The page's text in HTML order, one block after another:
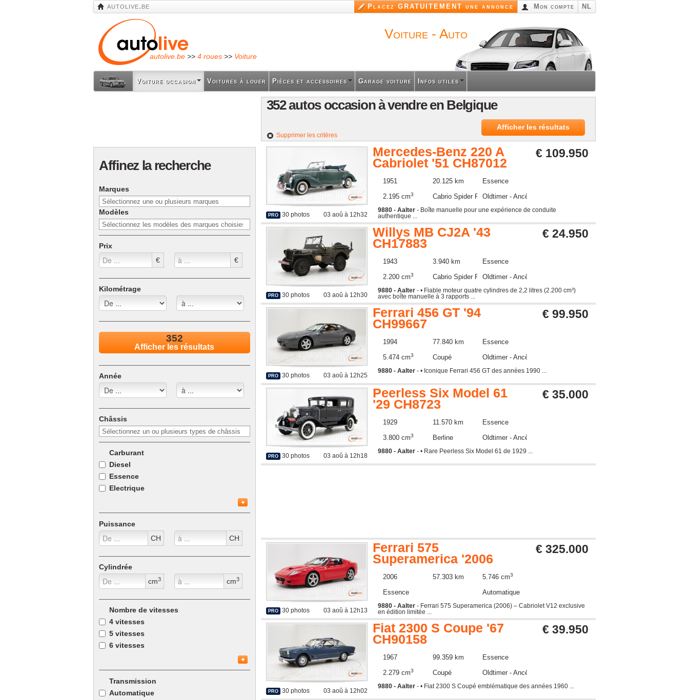
principal
autolive.be Placez GRATUITEMENT une annonce Mon compte NL
autolive.be >> 4 roues >> Voiture
Voiture - Auto
Voiture occasion Voitures à louer Pièces et accessoires Garage voiture Infos utiles
Affinez la recherche
Marques
Modèles
Prix
€
€
Kilométrage
352
Afficher les résultats
Année
Châssis
Carburant
Diesel
Essence
Electrique
Electrique/Diesel
Electrique/Essence
Bio-carburant
Autre
Puissance
CH
CH
Cylindrée
cm3 cm3
Nombre de vitesses
4 vitesses
5 vitesses
6 vitesses
7 vitesses
8 vitesses
Transmission
Automatique
352 autos occasion à vendre en Belgique
Supprimer les critères
Afficher les résultats
PRO 30 photos 03 aoû à 12h32
Mercedes-Benz 220 A
Cabriolet '51 CH87012
€ 109.950
1951 20.125 km
Essence
2.195 cm3 Cabrio Spider RoadsterOldtimer - Ancêtre
9880 - Aalter - Boîte manuelle pour une expérience de conduite
authentique ...
PRO 30 photos 03 aoû à 12h30
Willys MB CJ2A '43
CH17883
€ 24.950
1943 3.940 km
Essence
2.200 cm3 Cabrio Spider RoadsterOldtimer - Ancêtre
9880 - Aalter - • Fiable moteur quatre cylindres de 2,2 litres (2.200 cm³)
avec boîte manuelle à 3 rapports ...
PRO 30 photos 03 aoû à 12h25
Ferrari 456 GT '94
CH99667
€ 99.950
1994 77.840 km
Essence
5.474 cm3 Coupé Oldtimer - Ancêtre
9880 - Aalter - • Iconique Ferrari 456 GT des années 1990 ...
PRO 30 photos 03 aoû à 12h18
Peerless Six Model 61
'29 CH8723
€ 35.000
1929 11.570 km
Essence
3.800 cm3 Berline Oldtimer - Ancêtre
9880 - Aalter - • Rare Peerless Six Model 61 de 1929 ...
PRO 30 photos 03 aoû à 12h13
Ferrari 575
Superamerica '2006
CH5388
€ 325.000
2006 57.303 km 5.746 cm3
Essence Automatique
9880 - Aalter - Ferrari 575 Superamerica (2006) – Cabriolet V12 exclusive
en édition limitée ...
PRO 30 photos 03 aoû à 12h02
Fiat 2300 S Coupe '67
CH90158
€ 39.950
1967 99.359 km
Essence
2.279 cm3 Coupé Oldtimer - Ancêtre
9880 - Aalter - • Fiat 2300 S Coupé emblématique des années 1960 ...